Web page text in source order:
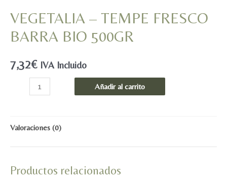
VEGETALIA – TEMPE FRESCO
BARRA BIO 500GR
7,32€ IVA Incluido
VEGETALIA
FRESCO
500GR
Añadir al carrito
Valoraciones (0)
Productos relacionados